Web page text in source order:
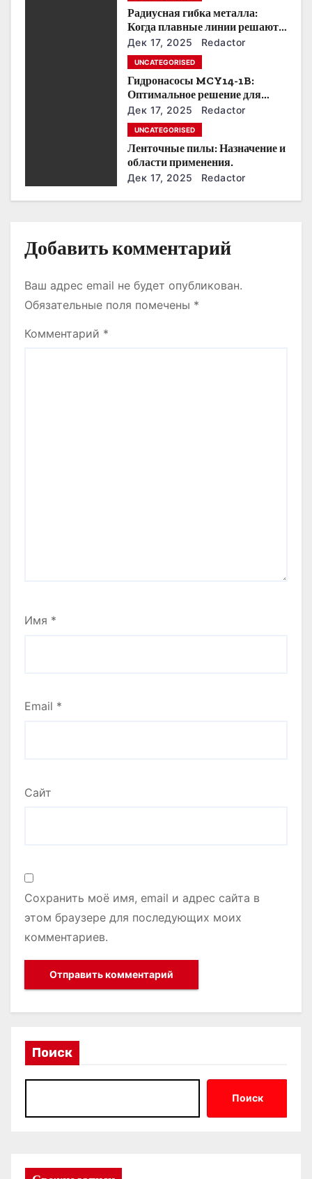
м
Радиусная гибка металла:
Когда плавные линии решают
все.
Дек 17, 2025 Redactor
UNCATEGORISED
Гидронасосы MCY14-1B:
Оптимальное решение для
модернизации гидросистем.
Дек 17, 2025 Redactor
UNCATEGORISED
Ленточные пилы: Назначение и
области применения.
Дек 17, 2025 Redactor
Добавить комментарий
Ваш адрес email не будет опубликован.
Обязательные поля помечены *
Комментарий *
Имя *
Email *
Сайт
Сохранить моё имя, email и адрес сайта в
этом браузере для последующих моих
комментариев.
Поиск
Поиск